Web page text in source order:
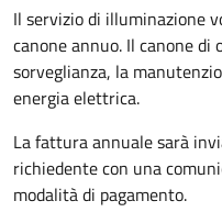
Il servizio di illuminazione
canone annuo. Il canone di
sorveglianza, la
energia elettrica.
La fattura annuale sarà
richiedente con una
modalità di pagamento.